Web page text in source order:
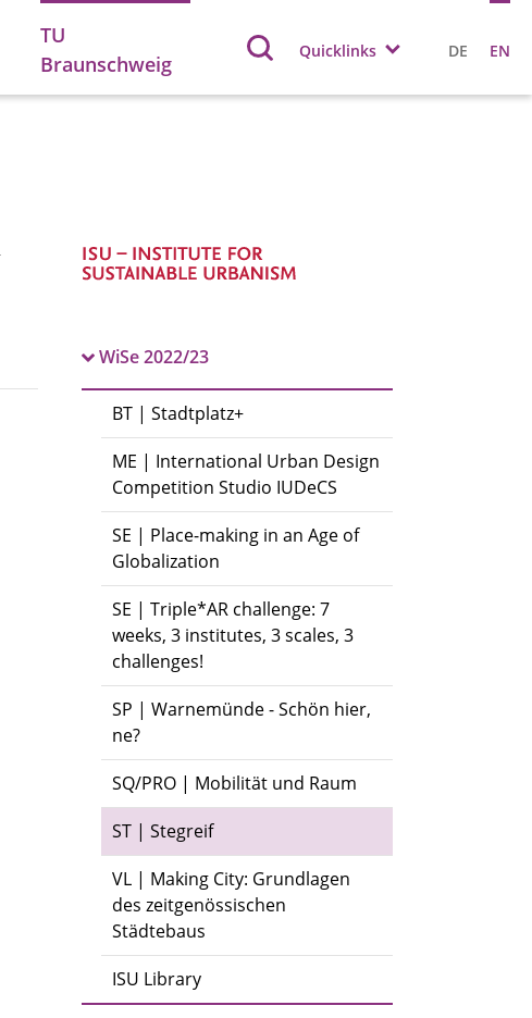
TU
Braunschweig
Quicklinks DE EN
WiSe 2022/23
BT | Stadtplatz+
ME | International Urban Design
Competition Studio IUDeCS
SE | Place-making in an Age of
Globalization
SE | Triple*AR challenge: 7
weeks, 3 institutes, 3 scales, 3
challenges!
SP | Warnemünde - Schön hier,
ne?
SQ/PRO | Mobilität und Raum
ST | Stegreif
VL | Making City: Grundlagen
des zeitgenössischen
Städtebaus
ISU Library